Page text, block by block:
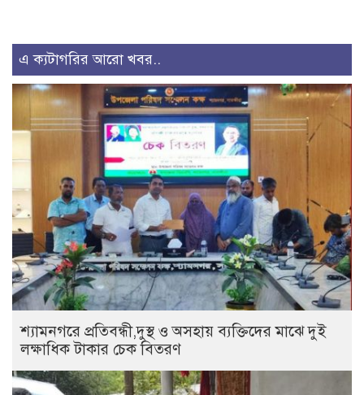
এ ক্যটাগরির আরো খবর..
শ্যামনগরে প্রতিবন্ধী,দুস্থ ও অসহায় ব্যক্তিদের মাঝে দুই
লক্ষাধিক টাকার চেক বিতরণ